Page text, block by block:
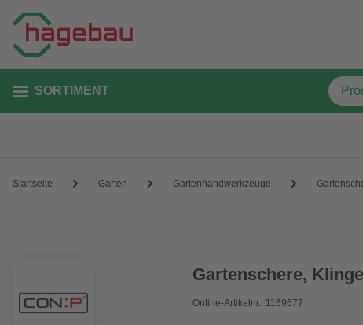
SORTIMENT
Startseite Garten Gartenhandwerkzeuge
Gartenschere,
Online-Artikelnr.: 1169677